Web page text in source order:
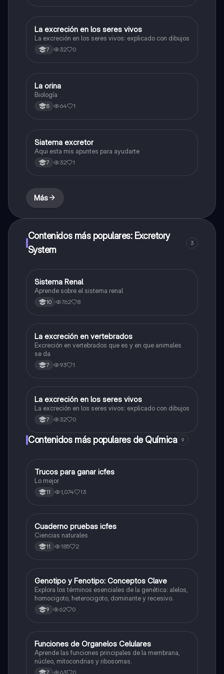
Biologia
La excreción en los seres vivos
La excreción en los seres vivos: explicado con dibujos
7 32 0
Biologia
La orina
Biología
8 64 1
Biologia
Siatema excretor
Aqui esta mis apuntes para ayudarte
7 32 1
Más
Contenidos más populares: Excretory
System
3
Biologia
Sistema Renal
Aprende sobre el sistema renal
10 762 8
Biologia
La excreción en vertebrados
Excreción en vertebrados que es y en que animales
se da
7 93 1
Biologia
La excreción en los seres vivos
La excreción en los seres vivos: explicado con dibujos
7 32 0
Contenidos más populares de Química 9
Química
Trucos para ganar icfes
Lo mejor
11 1,074 13
Biologia
Cuaderno pruebas icfes
Ciencias naturales
11 185 2
GBiologia
Genotipo y Fenotipo: Conceptos Clave
Explora los términos esenciales de la genética: alelos,
homocigoto, heterocigoto, dominante y recesivo.
9 62 0
FBiologia
Funciones de Organelos Celulares
Aprende las funciones principales de la membrana,
núcleo, mitocondrias y ribosomas.
7 63 0